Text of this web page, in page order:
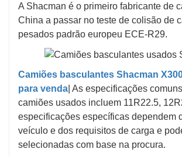
A Shacman é o primeiro fabricante de
China a passar no teste de colisão de
pesados ​​padrão europeu ECE-R29.
Camiões basculantes Shacman
para venda | As especificações
camiões usados ​​incluem 11R22.5,
especificações específicas dependem
veículo e dos requisitos de carga e
selecionadas com base na procura.